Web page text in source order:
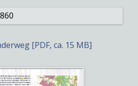
[PDF, ca. 15 MB]